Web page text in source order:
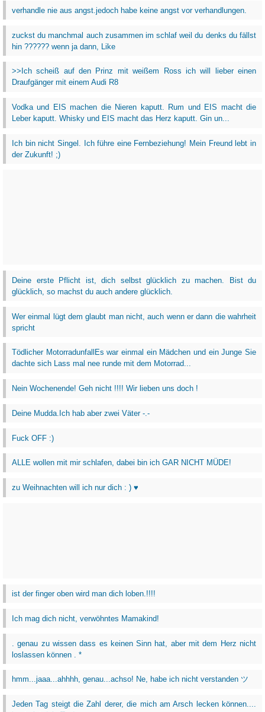
verhandle nie aus angst.jedoch habe keine angst vor verhandlungen.
zuckst du manchmal auch zusammen im schlaf weil du denks du fällst
hin ?????? wenn ja dann, Like
>>Ich scheiß auf den Prinz mit weißem Ross ich will lieber einen
Draufgänger mit einem Audi R8
Vodka und EIS machen die Nieren kaputt. Rum und EIS macht die
Leber kaputt. Whisky und EIS macht das Herz kaputt. Gin un...
Ich bin nicht Singel. Ich führe eine Fernbeziehung! Mein Freund lebt in
der Zukunft! ;)
Deine erste Pflicht ist, dich selbst glücklich zu machen. Bist du
glücklich, so machst du auch andere glücklich.
Wer einmal lügt dem glaubt man nicht, auch wenn er dann die wahrheit
spricht
Tödlicher MotorradunfallEs war einmal ein Mädchen und ein Junge Sie
dachte sich Lass mal nee runde mit dem Motorrad...
Nein Wochenende! Geh nicht !!!! Wir lieben uns doch !
Deine Mudda.Ich hab aber zwei Väter -.-
Fuck OFF :)
ALLE wollen mit mir schlafen, dabei bin ich GAR NICHT MÜDE!
zu Weihnachten will ich nur dich : ) ♥
ist der finger oben wird man dich loben.!!!!
Ich mag dich nicht, verwöhntes Mamakind!
. genau zu wissen dass es keinen Sinn hat, aber mit dem Herz nicht
loslassen können . *
hmm...jaaa...ahhhh, genau...achso! Ne, habe ich nicht verstanden ツ
Jeden Tag steigt die Zahl derer, die mich am Arsch lecken können....